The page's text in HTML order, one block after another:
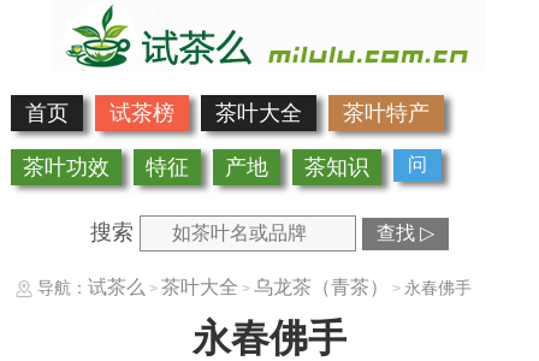
首页 试茶榜 茶叶大全 茶叶特产
茶叶功效 特征 产地 茶知识 问
搜索 查找 ▷
导航： 试茶么 > 茶叶大全 > 乌龙茶（青茶） > 永春佛手
永春佛手